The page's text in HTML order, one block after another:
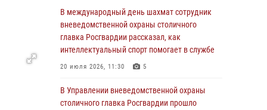
Столичные росгвардейцы задержали троих
мужчин, устроивших пьяный дебош в баре
(видео)
06 августа 2026, 11:20 1
безопасность на футбольном матче в Москве
обеспечила Росгвардия (видео)
В международный день шахмат сотрудник
вневедомственной охраны столичного
главка Росгвардии рассказал, как
интеллектуальный спорт помогает в службе
20 июля 2026, 11:30 5
В Управлении вневедомственной охраны
столичного главка Росгвардии прошло